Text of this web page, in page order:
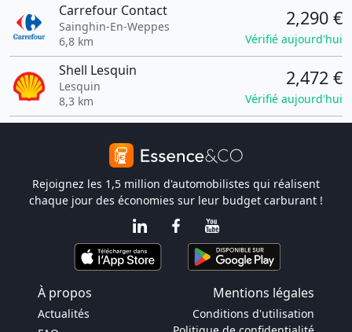
Carrefour Contact
Sainghin-En-Weppes
6,8 km
2,290 €
Vérifié aujourd'hui
Shell Lesquin
Lesquin
8,3 km
2,472 €
Vérifié aujourd'hui
Rejoignez les 1,5 million d'automobilistes qui réalisent
chaque jour des économies sur leur budget carburant !
À propos Mentions légales
Actualités
Conditions d'utilisation